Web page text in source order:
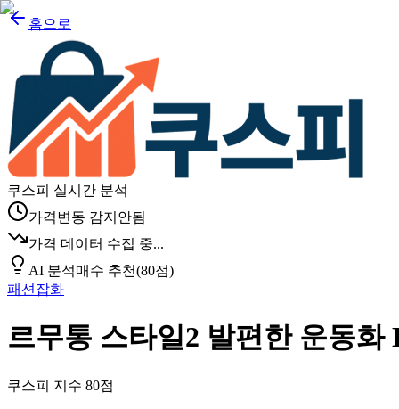
홈으로
쿠스피 실시간 분석
가격변동 감지안됨
가격 데이터 수집 중...
AI 분석매수 추천(80점)
패션잡화
르무통 스타일2 발편한 운동
쿠스피 지수 80점